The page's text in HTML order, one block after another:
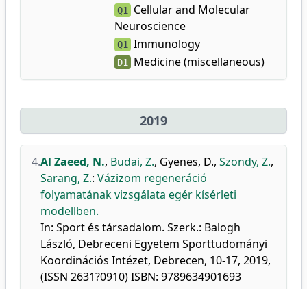
Q1 Cellular and Molecular
Neuroscience
Q1 Immunology
D1 Medicine (miscellaneous)
2019
4.Al Zaeed, N., Budai, Z., Gyenes, D., Szondy, Z.,
Sarang, Z.: Vázizom regeneráció
folyamatának vizsgálata egér kísérleti
modellben.
In: Sport és társadalom. Szerk.: Balogh
László, Debreceni Egyetem Sporttudományi
Koordinációs Intézet, Debrecen, 10-17, 2019,
(ISSN 2631?0910) ISBN: 9789634901693